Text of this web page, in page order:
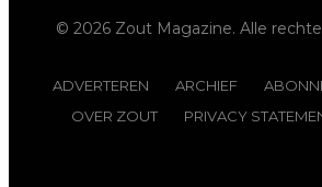
© 2026 Zout Magazine. Alle
ADVERTEREN ARCHIEF
OVER ZOUT
PRIVACY